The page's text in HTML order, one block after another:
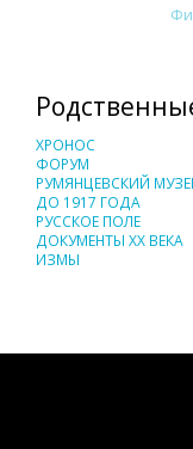
ХРОНОС
ФОРУМ
РУМЯНЦЕВСКИЙ
ДО 1917 ГОДА
РУССКОЕ ПОЛЕ
ДОКУМЕНТЫ XX ВЕКА
ИЗМЫ